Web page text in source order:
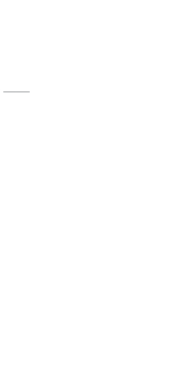
——